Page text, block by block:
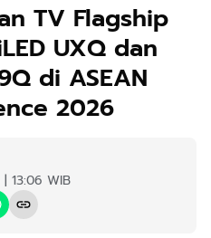
TV Flagship
UXQ dan
di ASEAN
2026
13:06 WIB